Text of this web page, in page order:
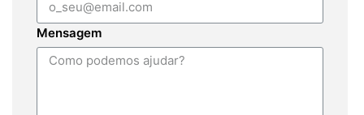
Mensagem